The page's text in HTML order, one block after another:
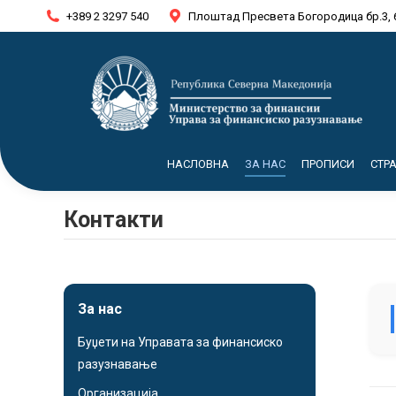
+389 2 3297 540 Плоштад Пресвета Богородица бр.3,
НАСЛОВНА ЗА НАС ПРОПИСИ
Контакти
За нас
Буџети на Управата за финансиско
разузнавање